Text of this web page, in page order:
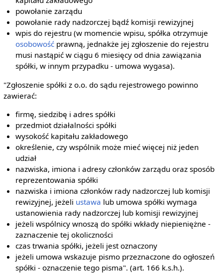
powołanie zarządu
powołanie rady nadzorczej bądź komisji rewizyjnej
wpis do rejestru (w momencie wpisu, spółka otrzymuje
osobowość prawną, jednakże jej zgłoszenie do rejestru
musi nastąpić w ciągu 6 miesięcy od dnia zawiązania
spółki, w innym przypadku - umowa wygasa).
"Zgłoszenie spółki z o.o. do sądu rejestrowego powinno
zawierać:
firmę, siedzibę i adres spółki
przedmiot działalności spółki
wysokość kapitału zakładowego
określenie, czy wspólnik może mieć więcej niż jeden
udział
nazwiska, imiona i adresy członków zarządu oraz sposób
reprezentowania spółki
nazwiska i imiona członków rady nadzorczej lub komisji
rewizyjnej, jeżeli ustawa lub umowa spółki wymaga
ustanowienia rady nadzorczej lub komisji rewizyjnej
jeżeli wspólnicy wnoszą do spółki wkłady niepieniężne -
zaznaczenie tej okoliczności
czas trwania spółki, jeżeli jest oznaczony
jeżeli umowa wskazuje pismo przeznaczone do ogłoszeń
spółki - oznaczenie tego pisma". (art. 166 k.s.h.).